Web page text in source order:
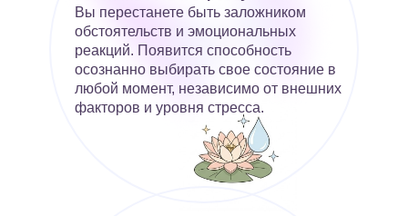
Вы перестанете быть заложником
обстоятельств и эмоциональных
реакций. Появится способность
осознанно выбирать свое состояние в
любой момент, независимо от внешних
факторов и уровня стресса.